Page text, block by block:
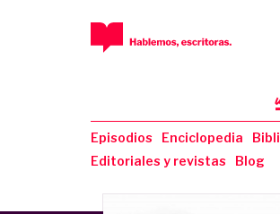
Episodios Enciclopedia
Editoriales y revistas
Blog